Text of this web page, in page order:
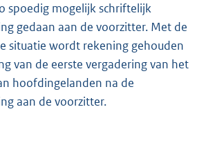
spoedig mogelijk schriftelijk
gedaan aan de voorzitter. Met de
situatie wordt rekening gehouden
van de eerste vergadering van het
hoofdingelanden na de
aan de voorzitter.